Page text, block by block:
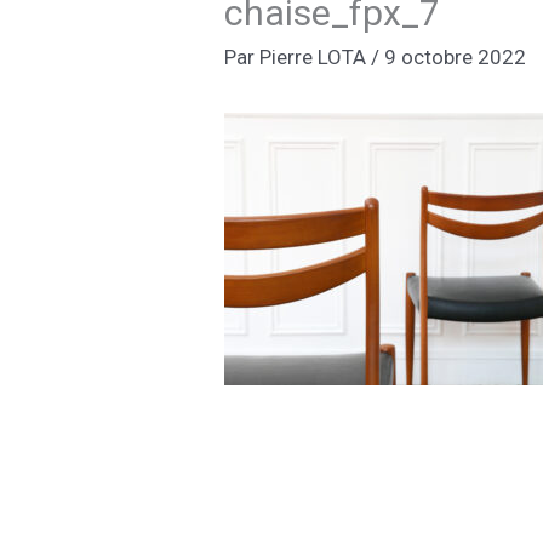
chaise_fpx_7
Par Pierre LOTA / 9 octobre 2022